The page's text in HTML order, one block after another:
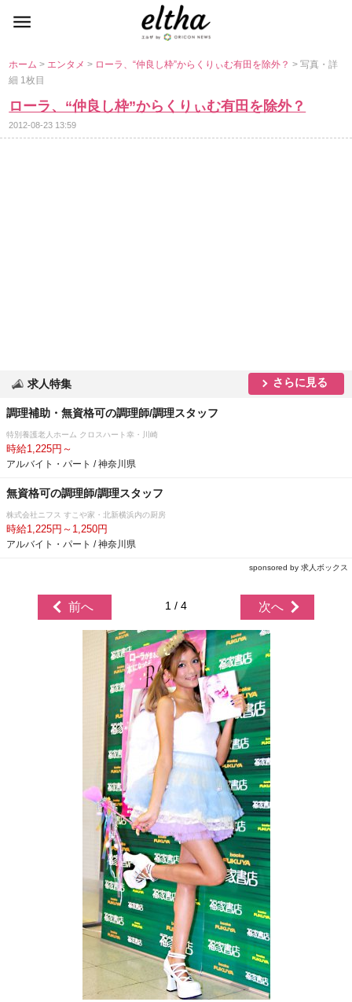
ホーム> エンタメ> ローラ、“仲良し枠”からくりぃむ有田を除外？> 写真・詳
細 1枚目
ローラ、“仲良し枠”からくりぃむ有田を除外？
2012-08-23 13:59
求人特集 さらに見る
調理補助・無資格可の調理師/調理スタッフ
特別養護老人ホーム クロスハート幸・川崎
時給1,225円～
アルバイト・パート / 神奈川県
無資格可の調理師/調理スタッフ
株式会社ニフス すこや家・北新横浜内の厨房
時給1,225円～1,250円
アルバイト・パート / 神奈川県
sponsored by 求人ボックス
前へ 1 / 4 次へ